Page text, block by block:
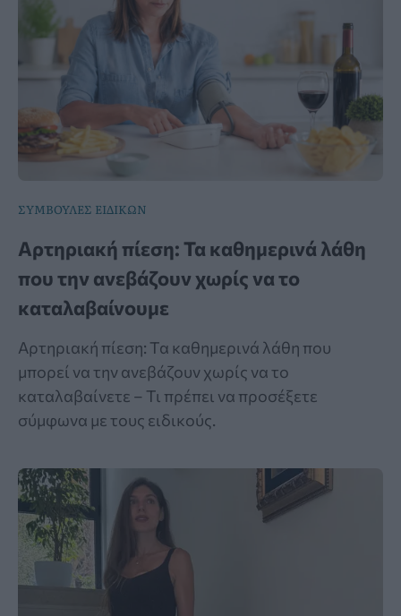
ΣΥΜΒΟΥΛΕΣ ΕΙΔΙΚΩΝ
Αρτηριακή πίεση: Τα καθημερινά λάθη
που την ανεβάζουν χωρίς να το
καταλαβαίνουμε
Αρτηριακή πίεση: Τα καθημερινά λάθη που
μπορεί να την ανεβάζουν χωρίς να το
καταλαβαίνετε – Τι πρέπει να προσέξετε
σύμφωνα με τους ειδικούς.